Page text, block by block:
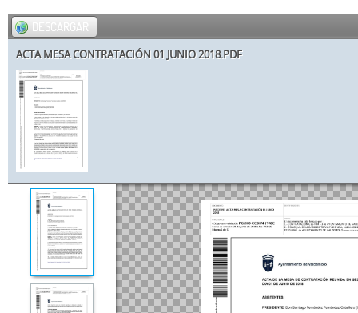
DESCARGAR
ACTA MESA CONTRATACIÓN 01 JUNIO 2018.PDF